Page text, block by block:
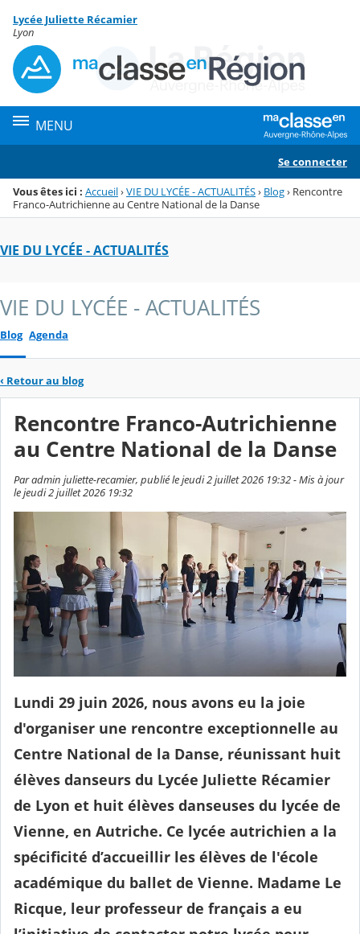
Menu de la rubrique
Contenu
Lycée Juliette Récamier
Lyon
MENU
Se connecter
Vous êtes ici : Accueil›VIE DU LYCÉE - ACTUALITÉS› Blog› Rencontre
Franco-Autrichienne au Centre National de la Danse
VIE DU LYCÉE - ACTUALITÉS
VIE DU LYCÉE - ACTUALITÉS
Blog Agenda
‹ Retour au blog
Rencontre Franco-Autrichienne
au Centre National de la Danse
Par admin juliette-recamier, publié le jeudi 2 juillet 2026 19:32 - Mis à jour
le jeudi 2 juillet 2026 19:32
Lundi 29 juin 2026, nous avons eu la joie
d'organiser une rencontre exceptionnelle au
Centre National de la Danse, réunissant huit
élèves danseurs du Lycée Juliette Récamier
de Lyon et huit élèves danseuses du lycée de
Vienne, en Autriche. Ce lycée autrichien a la
spécificité d’accueillir les élèves de l'école
académique du ballet de Vienne. Madame Le
Ricque, leur professeur de français a eu